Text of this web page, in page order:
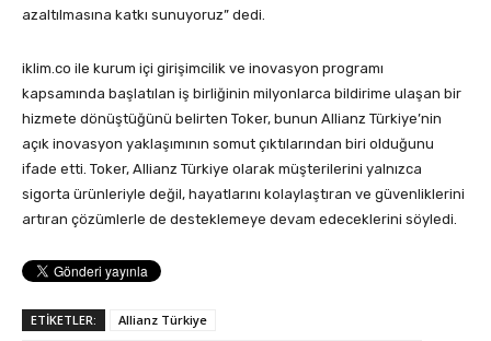
azaltılmasına katkı sunuyoruz” dedi.
iklim.co ile kurum içi girişimcilik ve inovasyon programı
kapsamında başlatılan iş birliğinin milyonlarca bildirime ulaşan bir
hizmete dönüştüğünü belirten Toker, bunun Allianz Türkiye’nin
açık inovasyon yaklaşımının somut çıktılarından biri olduğunu
ifade etti. Toker, Allianz Türkiye olarak müşterilerini yalnızca
sigorta ürünleriyle değil, hayatlarını kolaylaştıran ve güvenliklerini
artıran çözümlerle de desteklemeye devam edeceklerini söyledi.
ETİKETLER:
Allianz Türkiye